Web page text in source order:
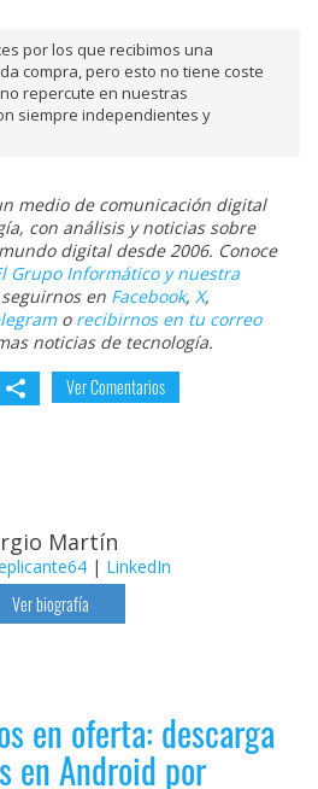
por los que recibimos una
compra, pero esto no tiene coste
repercute en nuestras
siempre independientes y
medio de comunicación digital
con análisis y noticias sobre
digital desde 2006. Conoce
Grupo Informático y nuestra
en Facebook, X,
o recibirnos en tu correo
noticias de tecnología.
Ver Comentarios
Martín
| LinkedIn
Ver biografía
en oferta: descarga
en Android por